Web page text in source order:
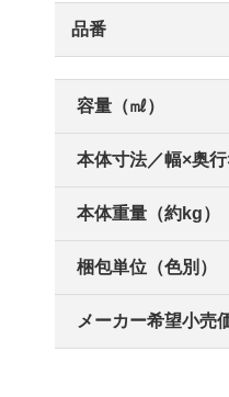
品番
容量（㎖）
本体寸法／幅×奥行
本体重量（約kg）
梱包単位（色別）
メーカー希望小売